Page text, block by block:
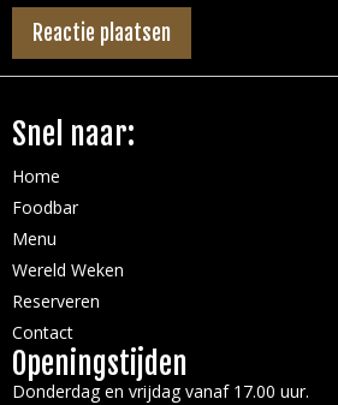
Snel naar:
Home
Foodbar
Menu
Wereld Weken
Reserveren
Contact
Openingstijden
Donderdag en vrijdag vanaf 17.00 uur.